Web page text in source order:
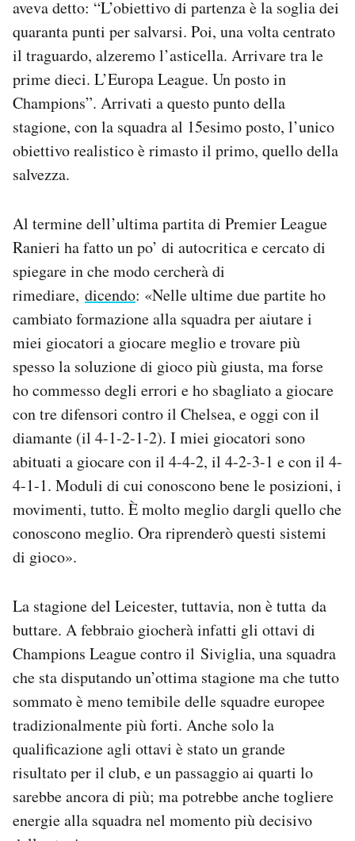
aveva detto: “L’obiettivo di partenza è la soglia dei
quaranta punti per salvarsi. Poi, una volta centrato
il traguardo, alzeremo l’asticella. Arrivare tra le
prime dieci. L’Europa League. Un posto in
Champions”. Arrivati a questo punto della
stagione, con la squadra al 15esimo posto, l’unico
obiettivo realistico è rimasto il primo, quello della
salvezza.
Al termine dell’ultima partita di Premier League
Ranieri ha fatto un po’ di autocritica e cercato di
spiegare in che modo cercherà di
rimediare, dicendo: «Nelle ultime due partite ho
cambiato formazione alla squadra per aiutare i
miei giocatori a giocare meglio e trovare più
spesso la soluzione di gioco più giusta, ma forse
ho commesso degli errori e ho sbagliato a giocare
con tre difensori contro il Chelsea, e oggi con il
diamante (il 4-1-2-1-2). I miei giocatori sono
abituati a giocare con il 4-4-2, il 4-2-3-1 e con il 4-
4-1-1. Moduli di cui conoscono bene le posizioni, i
movimenti, tutto. È molto meglio dargli quello che
conoscono meglio. Ora riprenderò questi sistemi
di gioco».
La stagione del Leicester, tuttavia, non è tutta da
buttare. A febbraio giocherà infatti gli ottavi di
Champions League contro il Siviglia, una squadra
che sta disputando un’ottima stagione ma che tutto
sommato è meno temibile delle squadre europee
tradizionalmente più forti. Anche solo la
qualificazione agli ottavi è stato un grande
risultato per il club, e un passaggio ai quarti lo
sarebbe ancora di più; ma potrebbe anche togliere
energie alla squadra nel momento più decisivo